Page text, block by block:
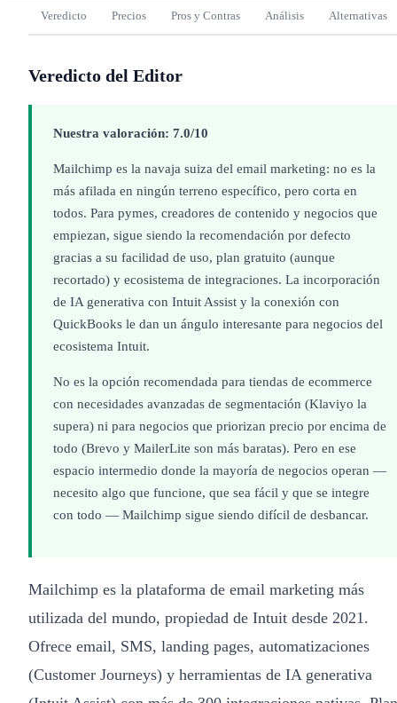
Veredicto Precios Pros y Contras Análisis Alternativas
Veredicto del Editor
Nuestra valoración: 7.0/10
Mailchimp es la navaja suiza del email marketing: no es la
más afilada en ningún terreno específico, pero corta en
todos. Para pymes, creadores de contenido y negocios que
empiezan, sigue siendo la recomendación por defecto
gracias a su facilidad de uso, plan gratuito (aunque
recortado) y ecosistema de integraciones. La incorporación
de IA generativa con Intuit Assist y la conexión con
QuickBooks le dan un ángulo interesante para negocios del
ecosistema Intuit.
No es la opción recomendada para tiendas de ecommerce
con necesidades avanzadas de segmentación (Klaviyo la
supera) ni para negocios que priorizan precio por encima de
todo (Brevo y MailerLite son más baratas). Pero en ese
espacio intermedio donde la mayoría de negocios operan —
necesito algo que funcione, que sea fácil y que se integre
con todo — Mailchimp sigue siendo difícil de desbancar.
Mailchimp es la plataforma de email marketing más
utilizada del mundo, propiedad de Intuit desde 2021.
Ofrece email, SMS, landing pages, automatizaciones
(Customer Journeys) y herramientas de IA generativa